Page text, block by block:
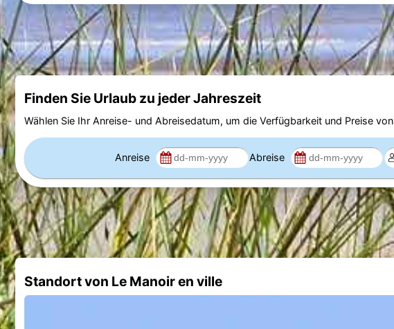
Finden Sie Urlaub zu jeder Jahreszeit
Wählen Sie Ihr Anreise- und Abreisedatum, um die Verfügbarkeit und Preise von
Anreise Abreise
Standort von Le Manoir en ville